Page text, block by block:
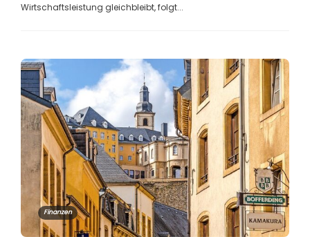
Wirtschaftsleistung gleichbleibt, folgt...
Finanzen